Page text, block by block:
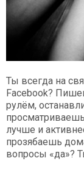
Ты всегда на
Facebook?
рулём,
лучше и
прозябаешь
вопросы «да»?